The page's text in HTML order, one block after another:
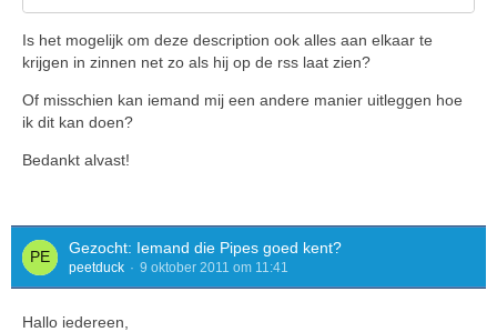
Is het mogelijk om deze description ook alles aan elkaar te
krijgen in zinnen net zo als hij op de rss laat zien?
Of misschien kan iemand mij een andere manier uitleggen hoe
ik dit kan doen?
Bedankt alvast!
Gezocht: Iemand die Pipes goed kent?
peetduck 9 oktober 2011 om 11:41
Hallo iedereen,